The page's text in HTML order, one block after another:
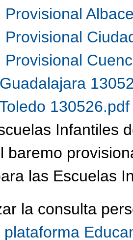
Provisional
Provisional
Provisional
Infantiles
baremo
las Escuelas
la consulta
plataforma